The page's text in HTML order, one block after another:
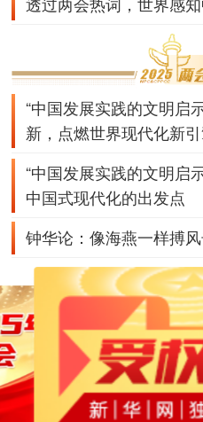
透过两会热词，世界感
“中国发展实践的文明启
新，点燃世界现代化新
“中国发展实践的文明启
中国式现代化的出发点
钟华论：像海燕一样搏